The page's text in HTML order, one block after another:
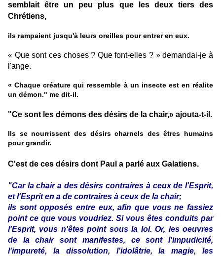
semblait être un peu plus que les deux tiers des
Chrétiens,
ils rampaient jusqu'à leurs oreilles pour entrer en eux.
« Que sont ces choses ? Que font-elles ? » demandai-je à
l'ange.
« Chaque créature qui ressemble à un insecte est en réalite
un démon." me dit-il.
"Ce sont les démons des désirs de la chair,» ajouta-t-il.
Ils se nourrissent des désirs charnels des êtres humains
pour grandir.
C'est de ces désirs dont Paul a parlé aux Galatiens.
"Car la chair a des désirs contraires à ceux de l'Esprit,
et l'Esprit en a de contraires à ceux de la chair;
ils sont opposés entre eux, afin que vous ne fassiez
point ce que vous voudriez. Si vous êtes conduits par
l'Esprit, vous n'êtes point sous la loi. Or, les oeuvres
de la chair sont manifestes, ce sont l'impudicité,
l'impureté, la dissolution, l'idolâtrie,
la magie, les